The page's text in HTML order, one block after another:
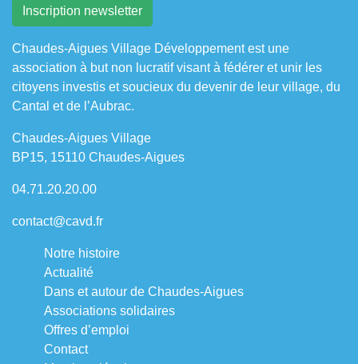
Chaudes-Aigues Village Développement est une
association à but non lucratif visant à fédérer et unir les
citoyens investis et soucieux du devenir de leur village, du
Cantal et de l’Aubrac.
Chaudes-Aigues Village
BP15, 15110 Chaudes-Aigues
04.71.20.20.00
contact@cavd.fr
Notre histoire
Actualité
Dans et autour de Chaudes-Aigues
Associations solidaires
Offres d’emploi
Contact